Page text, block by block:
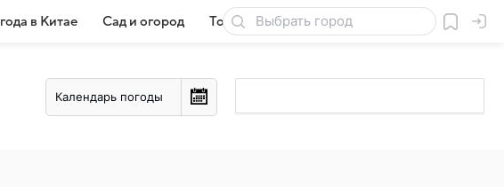
в Китае Сад и огород Товары для дачи
Календарь погоды